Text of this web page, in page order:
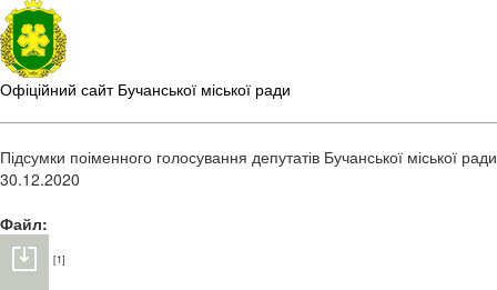
Офіційний сайт Бучанської міської ради
Підсумки поіменного голосування депутатів Бучанської міської
30.12.2020
Файл:
[1]